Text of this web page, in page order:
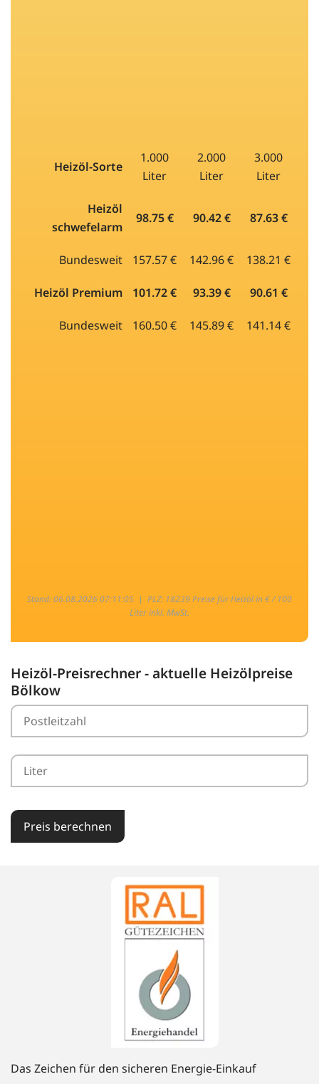
Heizöl-Sorte
1.000
Liter
2.000
Liter
3.000
Liter
Heizöl
schwefelarm
98.75 € 90.42 € 87.63 €
Bundesweit 157.57 € 142.96 € 138.21 €
Heizöl Premium 101.72 € 93.39 € 90.61 €
Bundesweit 160.50 € 145.89 € 141.14 €
Stand: 06.08.2026 07:11:05 | PLZ: 18239 Preise für Heizöl in € / 100
Liter inkl. MwSt.
Heizöl-Preisrechner - aktuelle Heizölpreise
Bölkow
Preis berechnen
Das Zeichen für den sicheren Energie-Einkauf